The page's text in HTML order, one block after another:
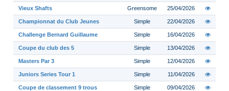
Vieux Shafts Greensome 25/04/2026
Championnat du Club Jeunes Simple 22/04/2026
Challenge Bernard Guillaume Simple 16/04/2026
Coupe du club des 5 Simple 13/04/2026
Masters Par 3 Simple 12/04/2026
Juniors Series Tour 1 Simple 11/04/2026
Coupe de classement 9 trous Simple 09/04/2026